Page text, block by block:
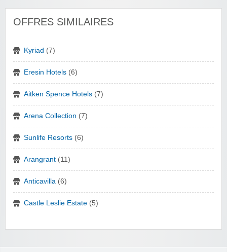
OFFRES SIMILAIRES
Kyriad (7)
Eresin Hotels (6)
Aitken Spence Hotels (7)
Arena Collection (7)
Sunlife Resorts (6)
Arangrant (11)
Anticavilla (6)
Castle Leslie Estate (5)